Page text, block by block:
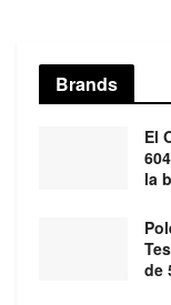
Brands
El
la
de